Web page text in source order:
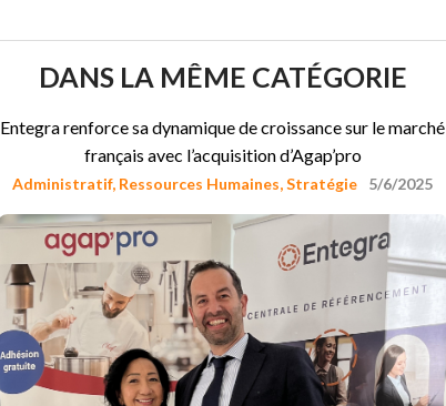
DANS LA MÊME CATÉGORIE
Entegra renforce sa dynamique de croissance sur le marché
français avec l’acquisition d’Agap’pro
Administratif, Ressources Humaines,Stratégie 5/6/2025